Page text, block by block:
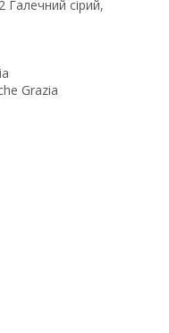
Галечний сірий,
Grazia